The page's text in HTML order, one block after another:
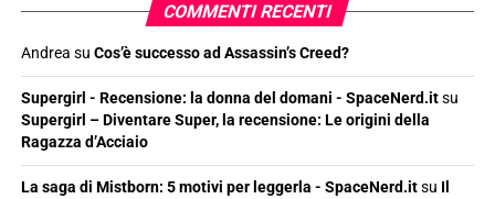
COMMENTI RECENTI
Andrea su Cos’è successo ad Assassin’s Creed?
Supergirl - Recensione: la donna del domani - SpaceNerd.itsu
Supergirl – Diventare Super, la recensione: Le origini della
Ragazza d’Acciaio
La saga di Mistborn: 5 motivi per leggerla - SpaceNerd.itsu Il